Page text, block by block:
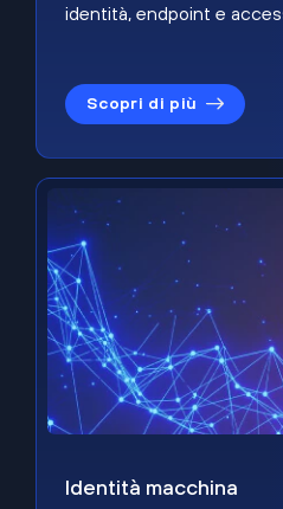
identità, endpoint e
Scopri di più
Identità macchina